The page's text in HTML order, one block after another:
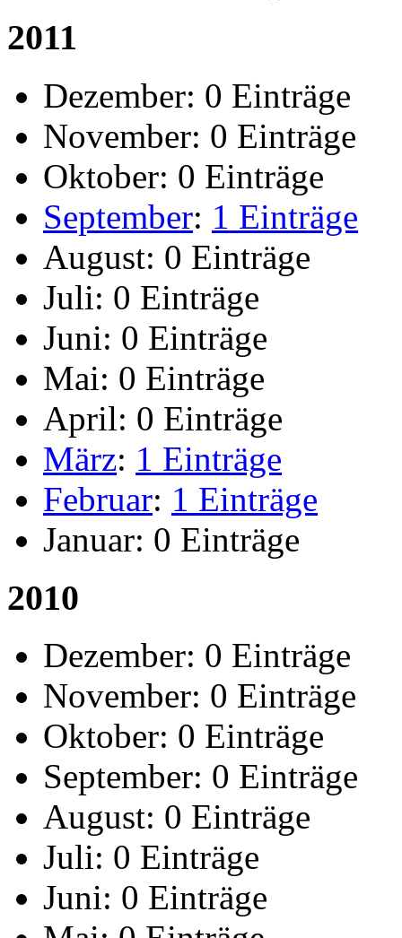
2011
Dezember: 0 Einträge
November: 0 Einträge
Oktober: 0 Einträge
September: 1 Einträge
August: 0 Einträge
Juli: 0 Einträge
Juni: 0 Einträge
Mai: 0 Einträge
April: 0 Einträge
März: 1 Einträge
Februar: 1 Einträge
Januar: 0 Einträge
2010
Dezember: 0 Einträge
November: 0 Einträge
Oktober: 0 Einträge
September: 0 Einträge
August: 0 Einträge
Juli: 0 Einträge
Juni: 0 Einträge